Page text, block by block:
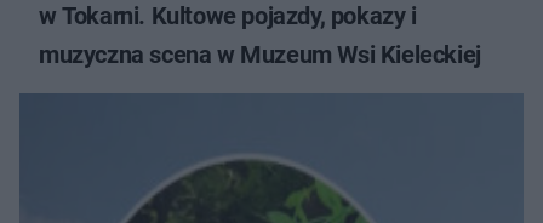
w Tokarni. Kultowe pojazdy, pokazy i
muzyczna scena w Muzeum Wsi Kieleckiej